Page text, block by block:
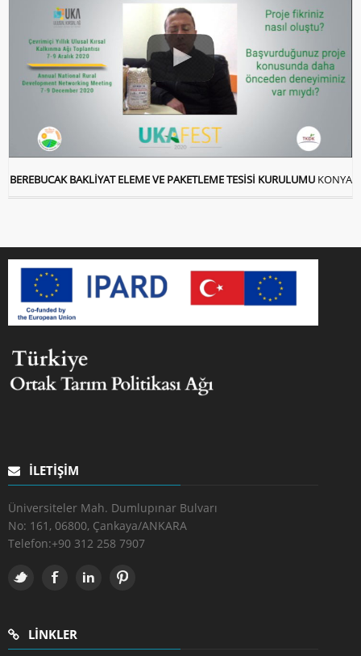
BEREBUCAK BAKLİYAT ELEME VE PAKETLEME TESİSİ KURULUMU KONYA
İLETIŞIM
Üniversiteler Mah. Dumlupınar Bulvarı
No: 161, 06800, Çankaya/ANKARA
Telefon:+90 312 258 7907
LINKLER